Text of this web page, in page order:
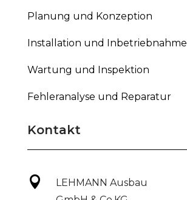
Planung und Konzeption
Installation und Inbetriebnahme
Wartung und Inspektion
Fehleranalyse und Reparatur
Kontakt

LEHMANN Ausbau